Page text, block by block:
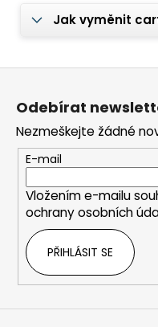
Jak vyměnit
Z
Odebírat
Nezmeškejte žádné
E-mail
Vložením e-mailu
ochrany osobních
PŘIHLÁSIT SE